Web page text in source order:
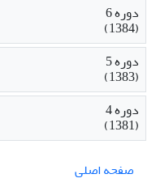
دوره 6
(1384)
دوره 5
(1383)
دوره 4
(1381)
صفحه اصلی